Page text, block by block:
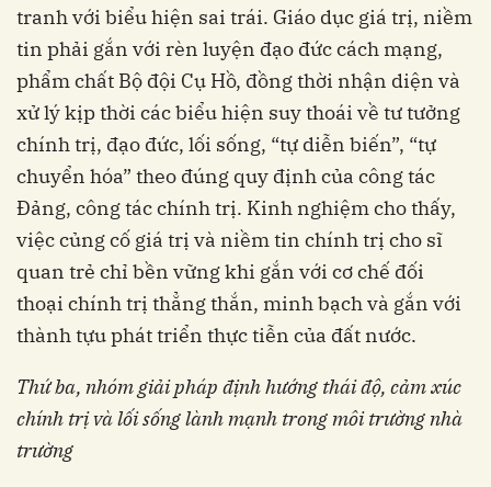
tranh với biểu hiện sai trái. Giáo dục giá trị, niềm
tin phải gắn với rèn luyện đạo đức cách mạng,
phẩm chất Bộ đội Cụ Hồ, đồng thời nhận diện và
xử lý kịp thời các biểu hiện suy thoái về tư tưởng
chính trị, đạo đức, lối sống, “tự diễn biến”, “tự
chuyển hóa” theo đúng quy định của công tác
Đảng, công tác chính trị. Kinh nghiệm cho thấy,
việc củng cố giá trị và niềm tin chính trị cho sĩ
quan trẻ chỉ bền vững khi gắn với cơ chế đối
thoại chính trị thẳng thắn, minh bạch và gắn với
thành tựu phát triển thực tiễn của đất nước.
Thứ ba, nhóm giải pháp định hướng thái độ, cảm xúc
chính trị và lối sống lành mạnh trong môi trường nhà
trường